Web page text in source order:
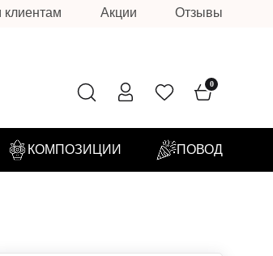
Акции Отзывы
0
КОМПОЗИЦИИ ПОВОД